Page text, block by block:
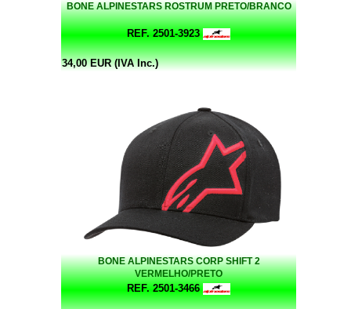
BONE ALPINESTARS ROSTRUM PRETO/BRANCO
REF. 2501-3923
34,00 EUR (IVA Inc.)
BONE ALPINESTARS CORP SHIFT 2
VERMELHO/PRETO
REF. 2501-3466